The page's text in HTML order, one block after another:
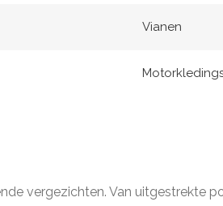
Vianen
vergezichten. Van uitgestrekte